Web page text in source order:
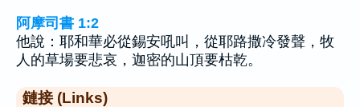
阿摩司書 1:2
他說：耶和華必從錫安吼叫，從耶路撒冷發聲，牧
人的草場要悲哀，迦密的山頂要枯乾。
鏈接 (Links)